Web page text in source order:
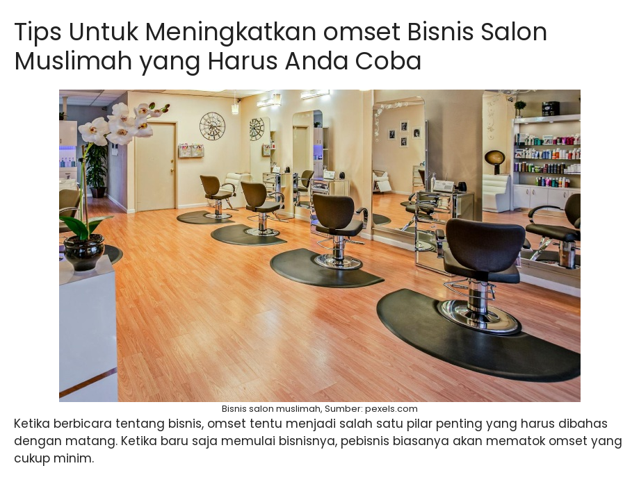
Tips Untuk Meningkatkan omset Bisnis Salon
Muslimah yang Harus Anda Coba
Bisnis salon muslimah, Sumber: pexels.com
Ketika berbicara tentang bisnis, omset tentu menjadi salah satu pilar penting yang harus dibahas
dengan matang. Ketika baru saja memulai bisnisnya, pebisnis biasanya akan mematok omset yang
cukup minim.